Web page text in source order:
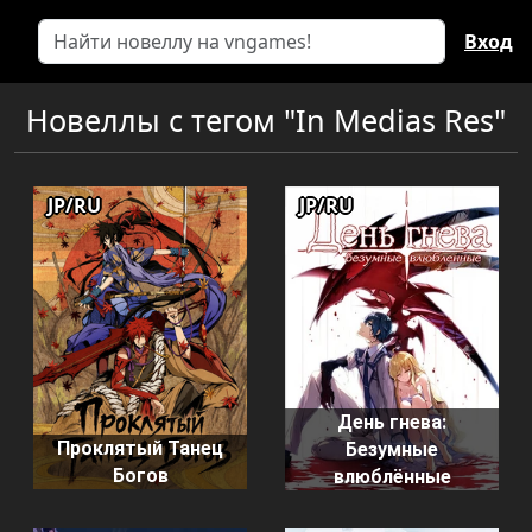
Вход
Новеллы с тегом "In Medias Res"
Проклятый Танец
Богов
JP/RU
День гнева:
Безумные
влюблённые
JP/RU